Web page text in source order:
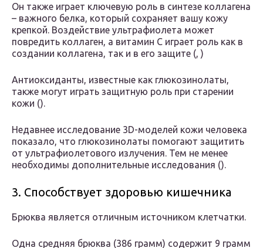
Он также играет ключевую роль в синтезе коллагена
– важного белка, который сохраняет вашу кожу
крепкой. Воздействие ультрафиолета может
повредить коллаген, а витамин C играет роль как в
создании коллагена, так и в его защите (, )
Антиоксиданты, известные как глюкозинолаты,
также могут играть защитную роль при старении
кожи ().
Недавнее исследование 3D-моделей кожи человека
показало, что глюкозинолаты помогают защитить
от ультрафиолетового излучения. Тем не менее
необходимы дополнительные исследования ().
3. Способствует здоровью кишечника
Брюква является отличным источником клетчатки.
Одна средняя брюква (386 грамм) содержит 9 грамм